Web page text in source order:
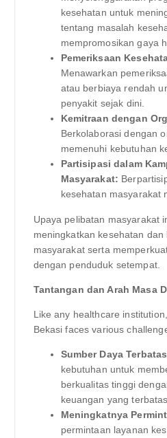
kesehatan untuk
tentang masalah
mempromosikan gaya
Pemeriksaan
Menawarkan
atau berbiaya rendah
penyakit sejak dini.
Kemitraan dengan
Berkolaborasi dengan
memenuhi kebutuhan
Partisipasi dalam
Masyarakat:
kesehatan masyarakat
Upaya pelibatan masyarakat
meningkatkan kesehatan dan
masyarakat serta
dengan penduduk setempat.
Tantangan dan Arah Masa
Like any healthcare
Bekasi faces various
Sumber Daya
kebutuhan untuk
berkualitas tinggi
keuangan yang terbatas.
Meningkatnya
permintaan layanan